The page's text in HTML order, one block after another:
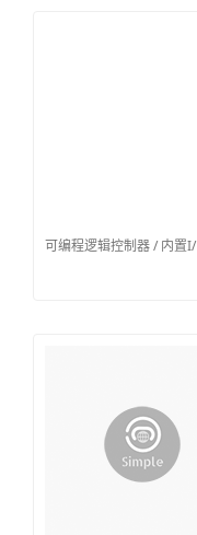
可编程逻辑控制器 / 内置I/